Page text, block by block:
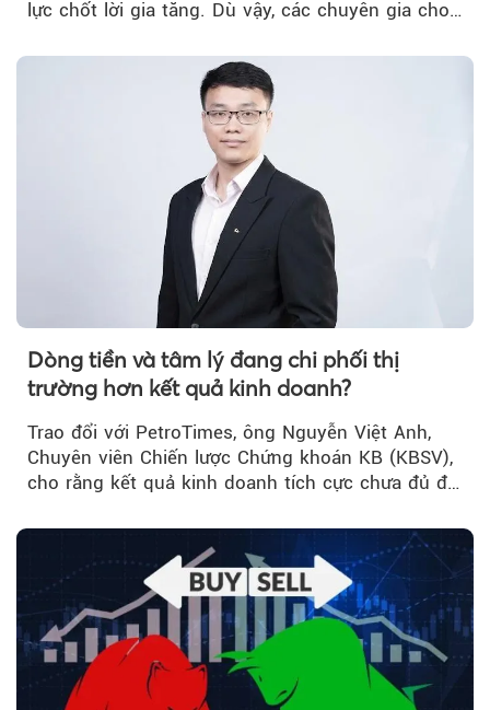
lực chốt lời gia tăng. Dù vậy, các chuyên gia cho
Dòng tiền và tâm lý đang chi phối thị
trường hơn kết quả kinh doanh?
Trao đổi với PetroTimes, ông Nguyễn Việt Anh,
Chuyên viên Chiến lược Chứng khoán KB (KBSV),
cho rằng kết quả kinh doanh tích cực chưa đủ để